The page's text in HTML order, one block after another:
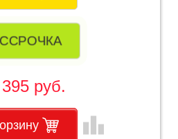
руб.
leaderboard